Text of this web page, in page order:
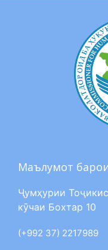
Маълумот
Ҷумҳурии
кӯчаи Бохтар 10
(+992 37) 2217989